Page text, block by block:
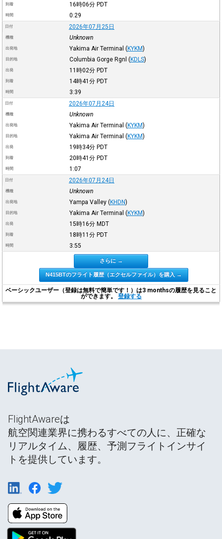
到着 16時06分 PDT
時間 0:29
日付 2026年07月25日
機種 Unknown
出発地 Yakima Air Terminal (KYKM)
目的地 Columbia Gorge Rgnl (KDLS)
出発 11時02分 PDT
到着 14時41分 PDT
時間 3:39
日付 2026年07月24日
機種 Unknown
出発地 Yakima Air Terminal (KYKM)
目的地 Yakima Air Terminal (KYKM)
出発 19時34分 PDT
到着 20時41分 PDT
時間 1:07
日付 2026年07月24日
機種 Unknown
出発地 Yampa Valley (KHDN)
目的地 Yakima Air Terminal (KYKM)
出発 15時16分 MDT
到着 18時11分 PDT
時間 3:55
さらに →
N415BTのフライト履歴（エクセルファイル）を購入 →
ベーシックユーザー（登録は無料で簡単です！）は3 monthsの履歴を見ること
ができます。 登録する
FlightAwareは
航空関連業界に携わるすべての人に、正確な
リアルタイム、履歴、予測フライトインサイ
トを提供しています。